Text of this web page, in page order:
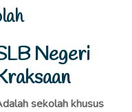
Negeri
sekolah khusus